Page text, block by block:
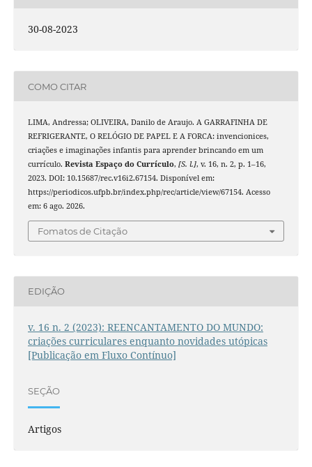
30-08-2023
COMO CITAR
LIMA, Andressa; OLIVEIRA, Danilo de Araujo. A GARRAFINHA DE
REFRIGERANTE, O RELÓGIO DE PAPEL E A FORCA: invencionices,
criações e imaginações infantis para aprender brincando em um
currículo. Revista Espaço do Currículo, [S. l.], v. 16, n. 2, p. 1–16,
2023. DOI: 10.15687/rec.v16i2.67154. Disponível em:
https://periodicos.ufpb.br/index.php/rec/article/view/67154. Acesso
em: 6 ago. 2026.
Fomatos de Citação
EDIÇÃO
v. 16 n. 2 (2023): REENCANTAMENTO DO MUNDO:
criações curriculares enquanto novidades utópicas
[Publicação em Fluxo Contínuo]
SEÇÃO
Artigos